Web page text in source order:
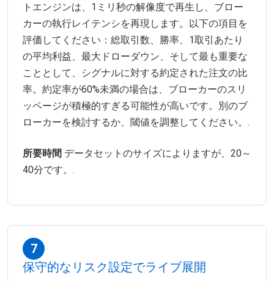
トエンジンは、1ミリ秒の解像度で再生し、ブロー
カーの執行レイテンシを再現します。以下の項目を
評価してください：総取引数、勝率、1取引あたり
の平均利益、最大ドローダウン、そして最も重要な
こととして、シグナルに対する約定された注文の比
率。約定率が60%未満の場合は、ブローカーのスリ
ッページが積極的すぎる可能性が高いです。別のブ
ローカーを検討するか、閾値を調整してください。.
所要時間 データセットのサイズによりますが、20～
40分です。.
7
保守的なリスク設定でライブ展開